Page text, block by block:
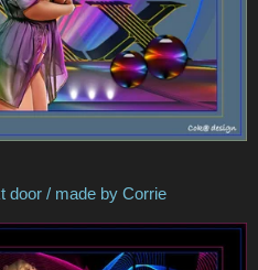
made by Mien
by Corrie